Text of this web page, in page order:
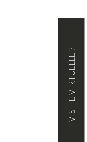
VISITE VIRTUELLE ?